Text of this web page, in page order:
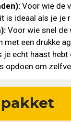
Voor wie de
is ideaal als je
Voor wie snel de
met een drukke
je echt haast hebt
opdoen om
pakket